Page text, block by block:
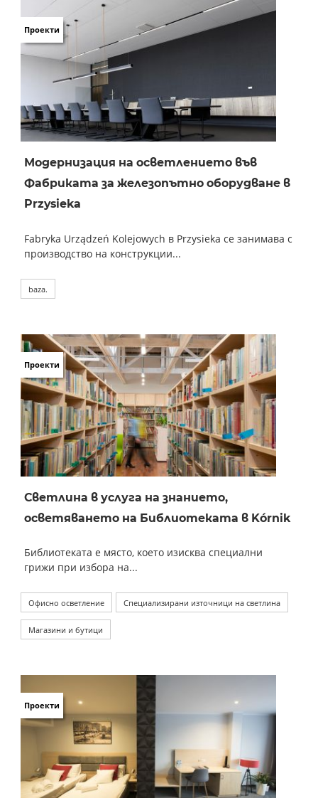
Проекти
Модернизация на осветлението във
Фабриката за железопътно оборудване в
Przysieka
Fabryka Urządzeń Kolejowych в Przysieka се занимава с
производство на конструкции...
baza.
Проекти
Светлина в услуга на знанието,
осветяването на Библиотеката в Kórnik
Библиотеката е място, което изисква специални
грижи при избора на...
Офисно осветление Специализирани източници на светлина
Магазини и бутици
Проекти